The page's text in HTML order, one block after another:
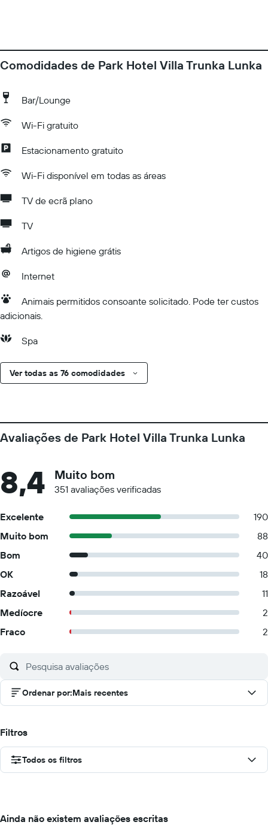
Comodidades de Park Hotel Villa Trunka Lunka
Bar/Lounge
Wi-Fi gratuito
Estacionamento gratuito
Wi-Fi disponível em todas as áreas
TV de ecrã plano
TV
Artigos de higiene grátis
Internet
Animais permitidos consoante solicitado. Pode ter custos
adicionais.
Spa
Ver todas as 76 comodidades
Avaliações de Park Hotel Villa Trunka Lunka
8,4 Muito bom
351 avaliações verificadas
Excelente
190
Muito bom
88
Bom
40
OK
18
Razoável
11
Medíocre
2
Fraco
2
Ordenar por:Mais recentes
Filtros
Todos os filtros
Ainda não existem avaliações escritas